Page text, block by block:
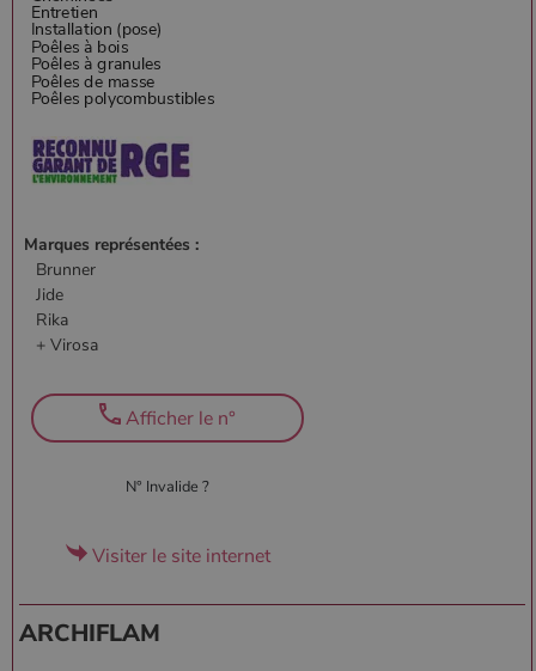
Marques représentées :
Brunner
Jide
Rika
+ Virosa
N° Invalide ?
Afficher le n°
Visiter le site internet
ARCHIFLAM